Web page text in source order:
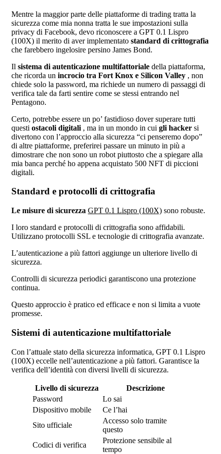
Mentre la maggior parte delle piattaforme di trading tratta la
sicurezza come mia nonna tratta le sue impostazioni sulla
privacy di Facebook, devo riconoscere a GPT 0.1 Lispro
(100X) il merito di aver implementato standard di crittografia
che farebbero ingelosire persino James Bond.
Il sistema di autenticazione multifattoriale della piattaforma,
che ricorda un incrocio tra Fort Knox e Silicon Valley , non
chiede solo la password, ma richiede un numero di passaggi di
verifica tale da farti sentire come se stessi entrando nel
Pentagono.
Certo, potrebbe essere un po’ fastidioso dover superare tutti
questi ostacoli digitali , ma in un mondo in cui gli hacker si
divertono con l’approccio alla sicurezza “ci penseremo dopo”
di altre piattaforme, preferirei passare un minuto in più a
dimostrare che non sono un robot piuttosto che a spiegare alla
mia banca perché ho appena acquistato 500 NFT di piccioni
digitali.
Standard e protocolli di crittografia
Le misure di sicurezza GPT 0.1 Lispro (100X) sono robuste.
I loro standard e protocolli di crittografia sono affidabili.
Utilizzano protocolli SSL e tecnologie di crittografia avanzate.
L’autenticazione a più fattori aggiunge un ulteriore livello di
sicurezza.
Controlli di sicurezza periodici garantiscono una protezione
continua.
Questo approccio è pratico ed efficace e non si limita a vuote
promesse.
Sistemi di autenticazione multifattoriale
Con l’attuale stato della sicurezza informatica, GPT 0.1 Lispro
(100X) eccelle nell’autenticazione a più fattori. Garantisce la
verifica dell’identità con diversi livelli di sicurezza.
Livello di sicurezza
Descrizione
Password
Lo sai
Dispositivo mobile
Ce l’hai
Sito ufficiale
Accesso solo tramite
questo
Codici di verifica
Protezione sensibile al
tempo